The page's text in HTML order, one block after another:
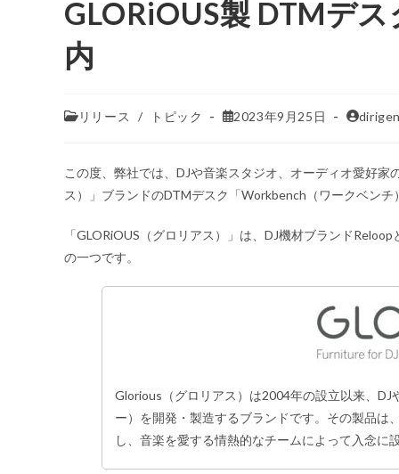
GLORiOUS製 DTMデ
内
リリース / トピック 2023年9月25日
この度、弊社では、DJや音楽スタジオ、オーディオ愛好
ス）」ブランドのDTMデスク「Workbench（ワークベン
「GLORiOUS（グロリアス）」は、DJ機材ブランド
の一つです。
Glorious（グロリアス）は2004年の設立以来、
ー）を開発・製造するブランドです。その製品は
し、音楽を愛する情熱的なチームによって入念に